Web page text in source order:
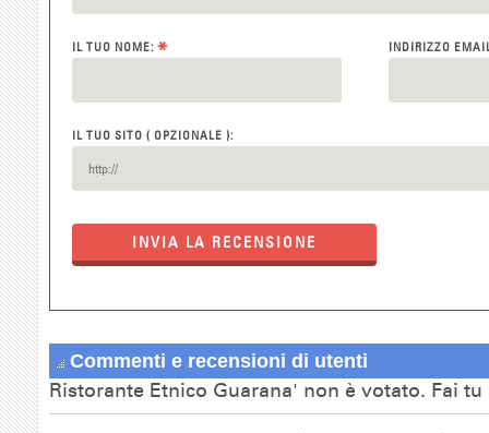
IL TUO NOME: * INDIRIZZO
IL TUO SITO ( OPZIONALE ):
INVIA LA RECENSIONE
Commenti e recensioni di utenti
Ristorante Etnico Guarana' non è votato. Fai